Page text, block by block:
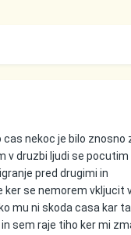
nekoc je bilo znosno
v druzbi ljudi se pocutim
pred drugimi in
ker se nemorem vkljucit
mu ni skoda casa kar
sem raje tiho ker mi